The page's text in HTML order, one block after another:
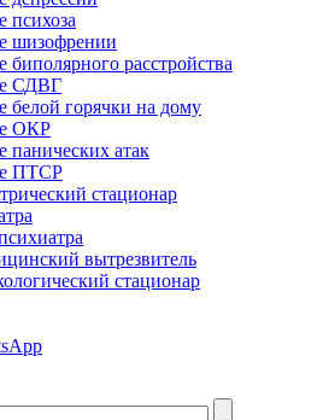
психоза
шизофрении
биполярного расстройства
СДВГ
белой горячки на дому
ОКР
панических атак
ПТСР
стационар
вытрезвитель
стационар